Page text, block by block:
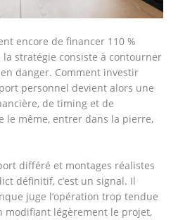
encore de financer 110 %
stratégie consiste à contourner
danger. Comment investir
personnel devient alors une
de timing et de
le même, entrer dans la pierre,
différé et montages réalistes
définitif, c’est un signal. Il
juge l’opération trop tendue
modifiant légèrement le projet,